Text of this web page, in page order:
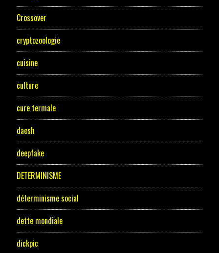
Crossover
cryptozoologie
cuisine
culture
cure termale
daesh
deepfake
DETERMINISME
déterminisme social
dette mondiale
dickpic